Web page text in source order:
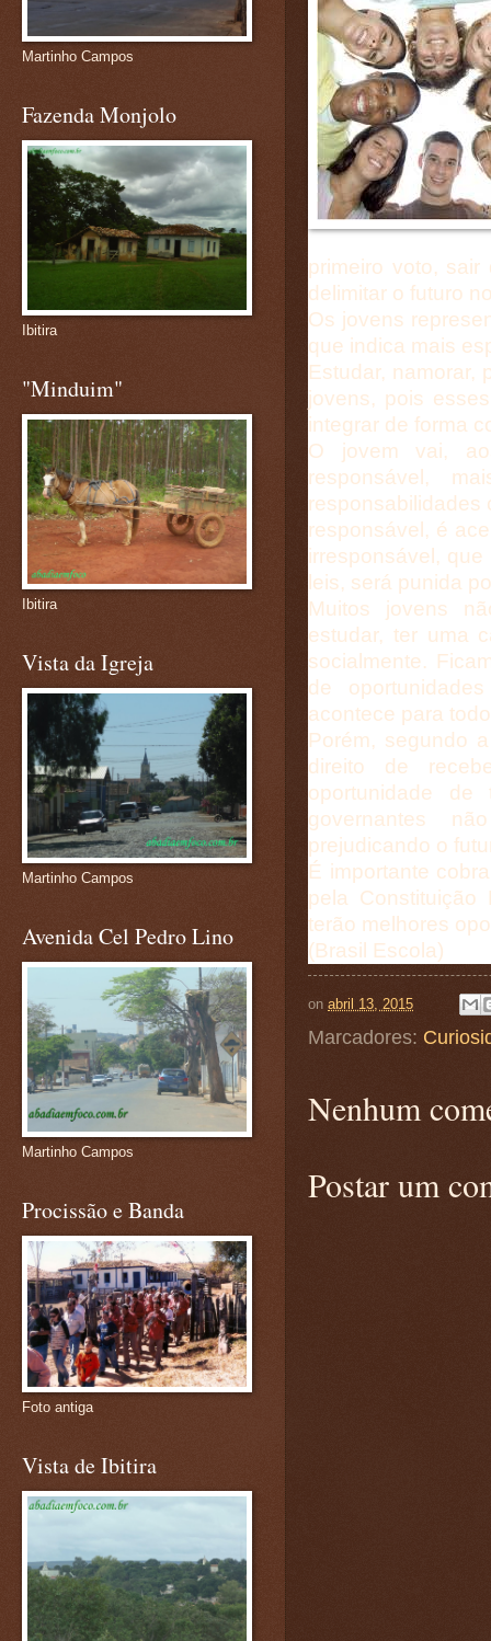
primeiro voto,
delimitar o futuro
Os jovens
que indica mais
Estudar, namorar,
jovens, pois
integrar de forma
O jovem vai,
responsável,
responsabilidades
responsável, é
irresponsável,
leis, será punida
Muitos jovens
estudar, ter uma
socialmente.
de
acontece para
Porém, segundo
direito de
oportunidade
governantes
prejudicando o
É importante
pela
terão melhores
(Brasil Escola)
on abril 13, 2015
Marcadores:
Nenhum
Postar um
Martinho Campos
Fazenda Monjolo
Ibitira
"Minduim"
Ibitira
Vista da Igreja
Martinho Campos
Avenida Cel Pedro Lino
Martinho Campos
Procissão e Banda
Foto antiga
Vista de Ibitira